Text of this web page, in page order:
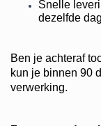
Snelle
dezelfde
Ben je achteraf
kun je binnen 90
verwerking.